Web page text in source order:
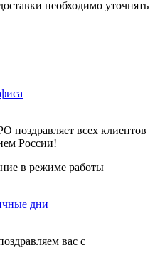
необходимо уточнять
поздравляет всех клиентов
России!
в режиме работы
дни
вас с